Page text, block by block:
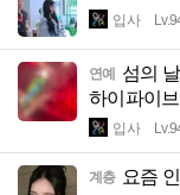
입사
연예 섬의
하이파이
입사
계층 요즘